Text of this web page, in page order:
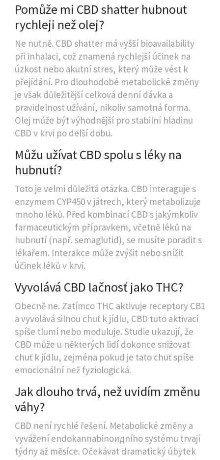
Pomůže mi CBD shatter hubnout
rychleji než olej?
Ne nutně. CBD shatter má vyšší bioavailability
při inhalaci, což znamená rychlejší účinek na
úzkost nebo akutní stres, který může vést k
přejídání. Pro dlouhodobé metabolické změny
je však důležitější celková denní dávka a
pravidelnost užívání, nikoliv samotná forma.
Olej může být výhodnější pro stabilní hladinu
CBD v krvi po delší dobu.
Můžu užívat CBD spolu s léky na
hubnutí?
Toto je velmi důležitá otázka. CBD interaguje s
enzymem CYP450 v játrech, který metabolizuje
mnoho léků. Před kombinací CBD s jakýmkoliv
farmaceutickým přípravkem, včetně léků na
hubnutí (např. semaglutid), se musíte poradit s
lékařem. Interakce může zvýšit nebo snížit
účinek léků v krvi.
Vyvolává CBD lačnosť jako THC?
Obecně ne. Zatímco THC aktivuje receptory CB1
a vyvolává silnou chuť k jídlu, CBD tuto aktivaci
spíše tlumí nebo moduluje. Studie ukazují, že
CBD může u některých lidí dokonce snižovat
chuť k jídlu, zejména pokud je tato chuť spíše
emocionální než fyziologická.
Jak dlouho trvá, než uvidím změnu
váhy?
CBD není rychlé řešení. Metabolické změny a
vyvážení endokannabinoидního systému trvají
týdny až měsíce. Očekávat dramatický úbytek